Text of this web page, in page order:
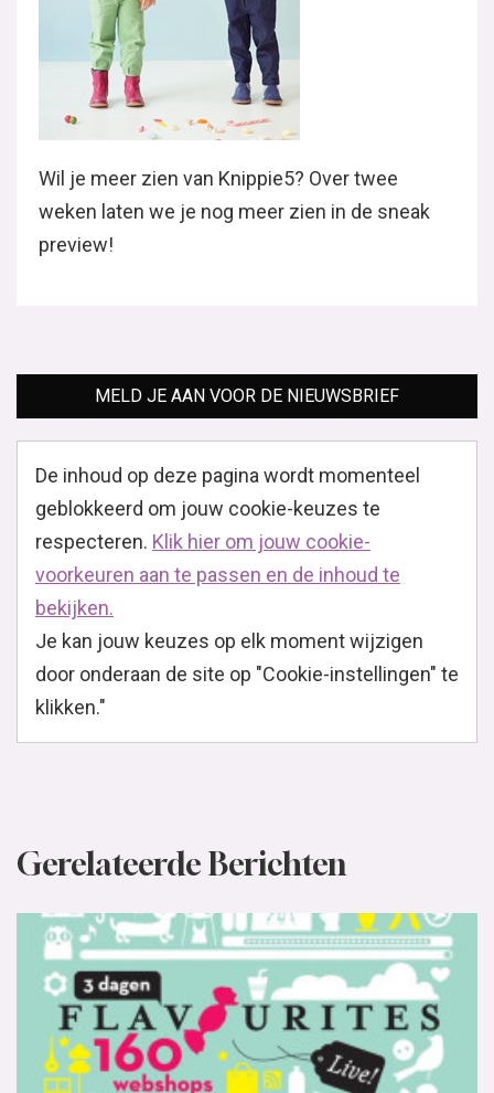
Wil je meer zien van Knippie5? Over twee
weken laten we je nog meer zien in de sneak
preview!
MELD JE AAN VOOR DE NIEUWSBRIEF
De inhoud op deze pagina wordt momenteel
geblokkeerd om jouw cookie-keuzes te
respecteren. Klik hier om jouw cookie-
voorkeuren aan te passen en de inhoud te
bekijken.
Je kan jouw keuzes op elk moment wijzigen
door onderaan de site op "Cookie-instellingen" te
klikken."
Gerelateerde Berichten